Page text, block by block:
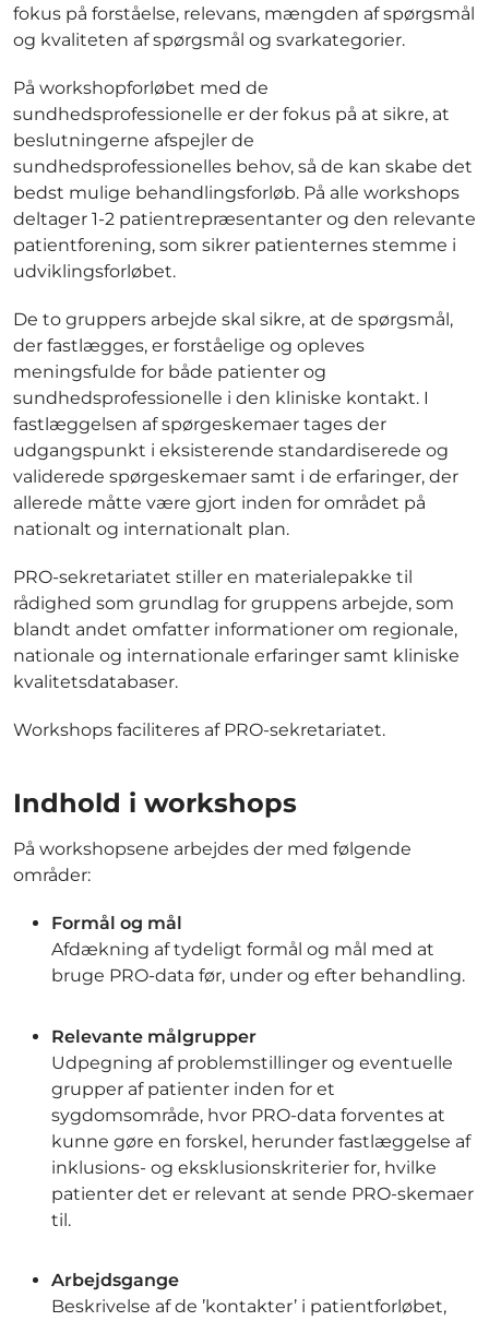
fokus på forståelse, relevans, mængden af spørgsmål
og kvaliteten af spørgsmål og svarkategorier.
På workshopforløbet med de
sundhedsprofessionelle er der fokus på at sikre, at
beslutningerne afspejler de
sundhedsprofessionelles behov, så de kan skabe det
bedst mulige behandlingsforløb. På alle workshops
deltager 1-2 patientrepræsentanter og den relevante
patientforening, som sikrer patienternes stemme i
udviklingsforløbet.
De to gruppers arbejde skal sikre, at de spørgsmål,
der fastlægges, er forståelige og opleves
meningsfulde for både patienter og
sundhedsprofessionelle i den kliniske kontakt. I
fastlæggelsen af spørgeskemaer tages der
udgangspunkt i eksisterende standardiserede og
validerede spørgeskemaer samt i de erfaringer, der
allerede måtte være gjort inden for området på
nationalt og internationalt plan.
PRO-sekretariatet stiller en materialepakke til
rådighed som grundlag for gruppens arbejde, som
blandt andet omfatter informationer om regionale,
nationale og internationale erfaringer samt kliniske
kvalitetsdatabaser.
Workshops faciliteres af PRO-sekretariatet.
Indhold i workshops
På workshopsene arbejdes der med følgende
områder:
Formål og mål
Afdækning af tydeligt formål og mål med at
bruge PRO-data før, under og efter behandling.
Relevante målgrupper
Udpegning af problemstillinger og eventuelle
grupper af patienter inden for et
sygdomsområde, hvor PRO-data forventes at
kunne gøre en forskel, herunder fastlæggelse af
inklusions- og eksklusionskriterier for, hvilke
patienter det er relevant at sende PRO-skemaer
til.
Arbejdsgange
Beskrivelse af de ’kontakter’ i patientforløbet,